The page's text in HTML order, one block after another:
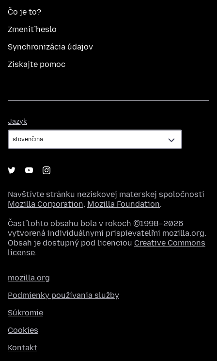
Čo je to?
Zmeniť heslo
Synchronizácia údajov
Získajte pomoc
Jazyk
Navštívte stránku neziskovej materskej spoločnosti
Mozilla Corporation, Mozilla Foundation.
Časť tohto obsahu bola v rokoch ©1998–2026
vytvorená individuálnymi prispievateľmi mozilla.org.
Obsah je dostupný pod licenciou Creative Commons
license.
mozilla.org
Podmienky používania služby
Súkromie
Cookies
Kontakt